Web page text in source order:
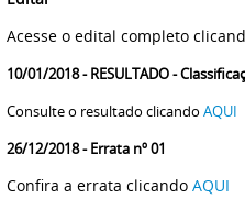
Acesse o edital completo
10/01/2018 - RESULTADO -
Consulte o resultado clicando AQUI
26/12/2018 - Errata nº 01
Confira a errata clicando AQUI